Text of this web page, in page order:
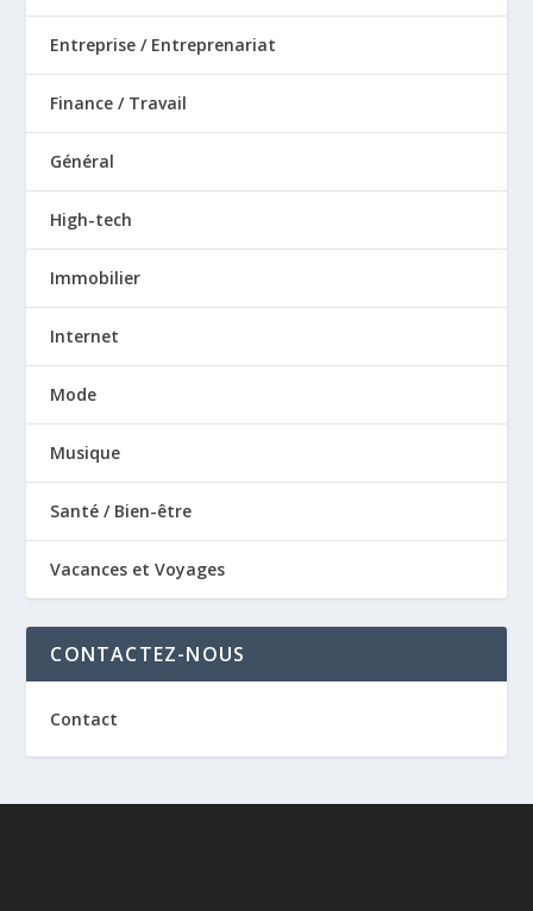
Entreprise / Entreprenariat
Finance / Travail
Général
High-tech
Immobilier
Internet
Mode
Musique
Santé / Bien-être
Vacances et Voyages
CONTACTEZ-NOUS
Contact